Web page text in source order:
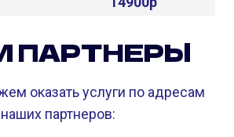
ПАРТНЕРЫ
оказать услуги по адресам
наших партнеров: